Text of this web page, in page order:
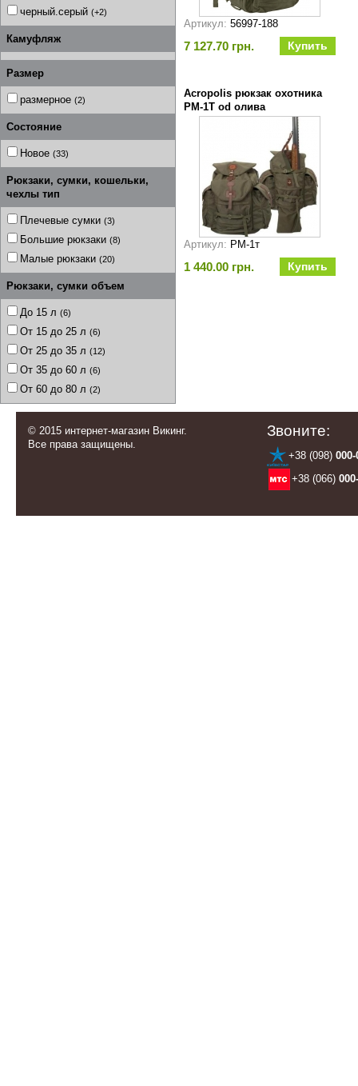
черный.серый (+2)
Камуфляж
Размер
размерное (2)
Состояние
Новое (33)
Рюкзаки, сумки, кошельки,
чехлы тип
Плечевые сумки (3)
Большие рюкзаки (8)
Малые рюкзаки (20)
Рюкзаки, сумки объем
До 15 л (6)
От 15 до 25 л (6)
От 25 до 35 л (12)
От 35 до 60 л (6)
От 60 до 80 л (2)
Артикул: 56997-188
7 127.70 грн.
Acropolis рюкзак охотника
РМ-1Т od олива
Артикул: РМ-1т
1 440.00 грн.
© 2015 интернет-магазин Викинг.
Все права защищены.
Звоните:
+38 (098) 000-
+38 (066)